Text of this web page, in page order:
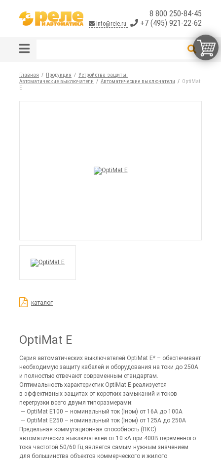
8 800 250-84-45
info@rele.ru +7 (495) 921-22-62
Главная Продукция
Устройства защиты.
Автоматические выключатели
Автоматические выключатели
OptiMat
E
каталог
OptiMat E
Серия автоматических выключателей OptiMat E* – обеспечивает
необходимую защиту кабелей и оборудования на токи до 250А
и полностью отвечают современным стандартам.
Оптимальность характеристик OptiMat E реализуется
в эффективных защитах от коротких замыканий и токов
перегрузки всего двумя типоразмерами:
— OptiMat E100 – номинальный ток (Iном) от 16А до 100А
— OptiMat E250 – номинальный ток (Iном) от 125A до 250А
Предельная коммутационная способность (ПКС)
автоматических выключателей от 10 кА при 400В переменного
тока частотой 50/60 Гц является самым нужным значением
для большинства объектов коммерческого и жилого